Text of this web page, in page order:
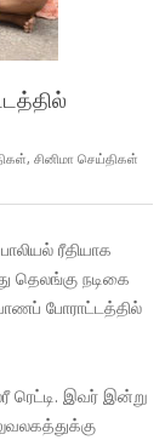
, சினிமா செய்திகள்
ரீதியாக
தெலங்கு நடிகை
போராட்டத்தில்
ரெட்டி. இவர் இன்று